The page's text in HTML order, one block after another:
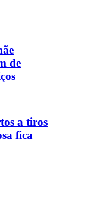
de
a tiros
fica